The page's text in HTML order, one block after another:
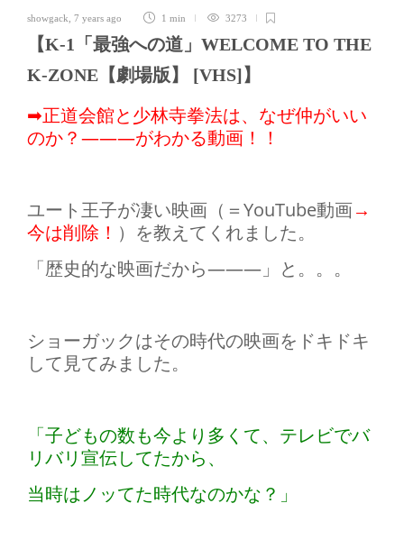
showgack 7 years ago 1 min 3273
【K-1「最強への道」WELCOME TO THE
K-ZONE【劇場版】 [VHS]】
➡正道会館と少林寺拳法は、なぜ仲がいい
のか？―――がわかる動画！！
ユート王子が凄い映画（＝YouTube動画→
今は削除！ ）を教えてくれました。
「歴史的な映画だから———」と。。。
ショーガックはその時代の映画をドキドキ
して見てみました。
「子どもの数も今より多くて、テレビでバ
リバリ宣伝してたから、
当時はノッてた時代なのかな？」